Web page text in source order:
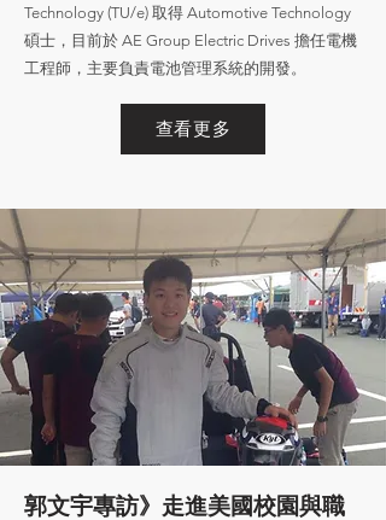
Technology (TU/e) 取得 Automotive Technology
碩士，目前於 AE Group Electric Drives 擔任電機
工程師，主要負責電池管理系統的開發。
查看更多
郭文宇專訪》走進美國校園與職